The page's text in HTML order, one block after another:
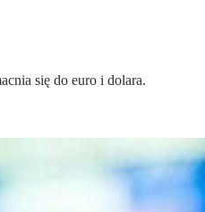
się do euro i dolara.